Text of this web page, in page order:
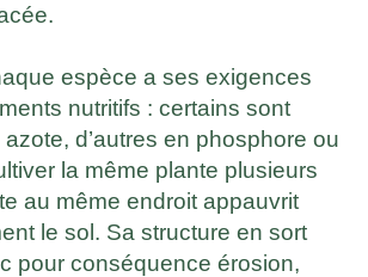
espèce a ses exigences
nutritifs : certains sont
d’autres en phosphore ou
la même plante plusieurs
au même endroit appauvrit
le sol. Sa structure en sort
pour conséquence érosion,